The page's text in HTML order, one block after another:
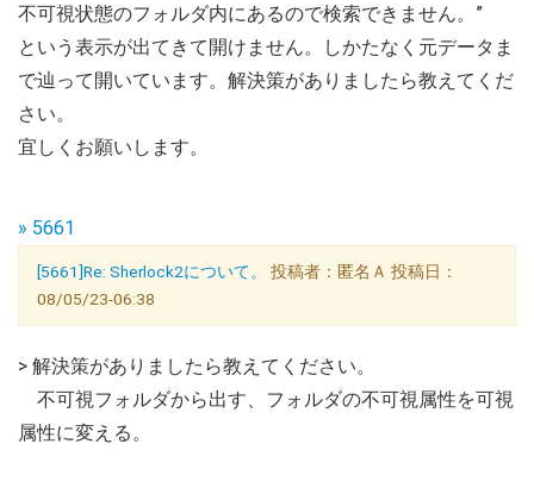
不可視状態のフォルダ内にあるので検索できません。”
という表示が出てきて開けません。しかたなく元データま
で辿って開いています。解決策がありましたら教えてくだ
さい。
宜しくお願いします。
» 5661
[5661]Re: Sherlock2について。
投稿者：匿名Ａ 投稿日：
08/05/23-06:38
> 解決策がありましたら教えてください。
不可視フォルダから出す、フォルダの不可視属性を可視
属性に変える。